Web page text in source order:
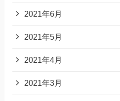
2021年6月
2021年5月
2021年4月
2021年3月